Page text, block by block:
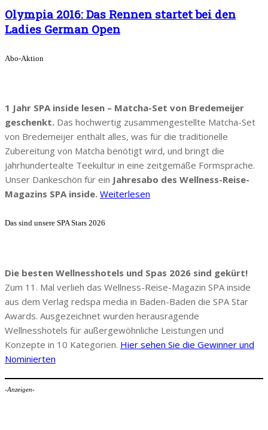
Olympia 2016: Das Rennen startet bei den
Ladies German Open
Abo-Aktion
1 Jahr SPA inside lesen – Matcha-Set von Bredemeijer
geschenkt. Das hochwertig zusammengestellte Matcha-Set
von Bredemeijer enthält alles, was für die traditionelle
Zubereitung von Matcha benötigt wird, und bringt die
jahrhundertealte Teekultur in eine zeitgemäße Formsprache.
Unser Dankeschön für ein Jahresabo des Wellness-Reise-
Magazins SPA inside. Weiterlesen
Das sind unsere SPA Stars 2026
Die besten Wellnesshotels und Spas 2026 sind gekürt!
Zum 11. Mal verlieh das Wellness-Reise-Magazin SPA inside
aus dem Verlag redspa media in Baden-Baden die SPA Star
Awards. Ausgezeichnet wurden herausragende
Wellnesshotels für außergewöhnliche Leistungen und
Konzepte in 10 Kategorien. Hier sehen Sie die Gewinner und
Nominierten
-Anzeigen-